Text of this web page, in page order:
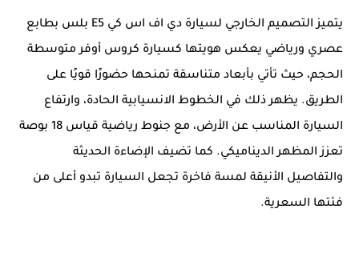
يتميز التصميم الخارجي لسيارة دي اف اس كي E5 بلس بطابع
عصري ورياضي يعكس هويتها كسيارة كروس أوفر متوسطة
الحجم، حيث تأتي بأبعاد متناسقة تمنحها حضورًا قويًا على
الطريق. يظهر ذلك في الخطوط الانسيابية الحادة، وارتفاع
السيارة المناسب عن الأرض، مع جنوط رياضية قياس 18 بوصة
تعزز المظهر الديناميكي. كما تضيف الإضاءة الحديثة
والتفاصيل الأنيقة لمسة فاخرة تجعل السيارة تبدو أعلى من
فئتها السعرية.